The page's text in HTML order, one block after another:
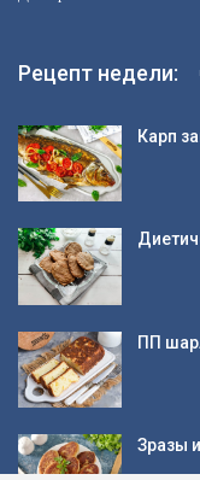
Рецепт недели:
Карп
ПП
Зразы